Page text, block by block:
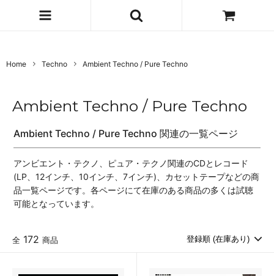
Home Techno Ambient Techno / Pure Techno
Ambient Techno / Pure Techno
Ambient Techno / Pure Techno 関連の一覧ページ
アンビエント・テクノ、ピュア・テクノ関連のCDとレコード
(LP、12インチ、10インチ、7インチ)、カセットテープなどの商
品一覧ページです。各ページにて在庫のある商品の多くは試聴
可能となっています。
全 172 商品